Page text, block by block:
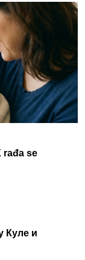
rađa se
Куле и